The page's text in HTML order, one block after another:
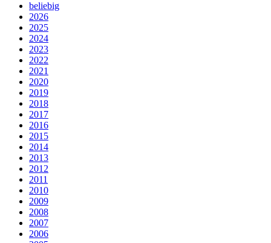
beliebig
2026
2025
2024
2023
2022
2021
2020
2019
2018
2017
2016
2015
2014
2013
2012
2011
2010
2009
2008
2007
2006